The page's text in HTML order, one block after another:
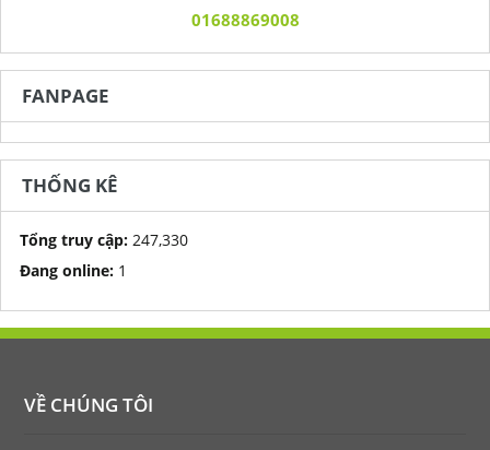
01688869008
FANPAGE
THỐNG KÊ
Tổng truy cập: 247,330
Đang online: 1
VỀ CHÚNG TÔI